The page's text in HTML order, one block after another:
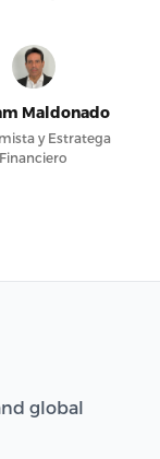
Maldonado
y Estratega
Financiero
global